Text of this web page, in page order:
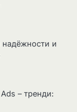
и
– тренди: